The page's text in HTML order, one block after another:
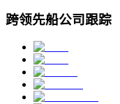
跨领先船公司跟踪